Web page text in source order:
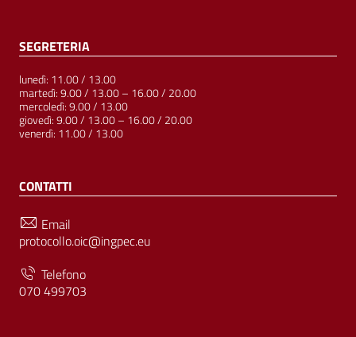
SEGRETERIA
lunedì: 11.00 / 13.00
martedì: 9.00 / 13.00 – 16.00 / 20.00
mercoledì: 9.00 / 13.00
giovedì: 9.00 / 13.00 – 16.00 / 20.00
venerdì: 11.00 / 13.00
CONTATTI
Email
protocollo.oic@ingpec.eu
Telefono
070 499703